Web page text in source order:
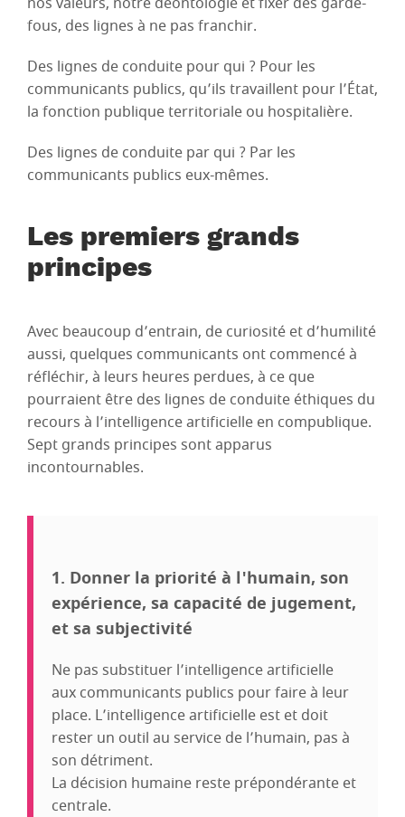
fous, des lignes à ne pas franchir.
Des lignes de conduite pour qui ? Pour les
communicants publics, qu’ils travaillent pour l’État,
la fonction publique territoriale ou hospitalière.
Des lignes de conduite par qui ? Par les
communicants publics eux-mêmes.
Les premiers grands
principes
Avec beaucoup d’entrain, de curiosité et d’humilité
aussi, quelques communicants ont commencé à
réfléchir, à leurs heures perdues, à ce que
pourraient être des lignes de conduite éthiques du
recours à l’intelligence artificielle en compublique.
Sept grands principes sont apparus
incontournables.
1. Donner la priorité à l'humain, son
expérience, sa capacité de jugement,
et sa subjectivité
Ne pas substituer l’intelligence artificielle
aux communicants publics pour faire à leur
place. L’intelligence artificielle est et doit
rester un outil au service de l’humain, pas à
son détriment.
La décision humaine reste prépondérante et
centrale.